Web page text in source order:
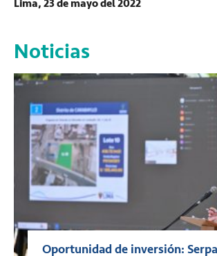
Lima, 23 de mayo del 2022
Noticias
Oportunidad de inversión: